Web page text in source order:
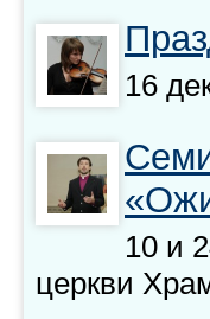
16
10 и
церкви